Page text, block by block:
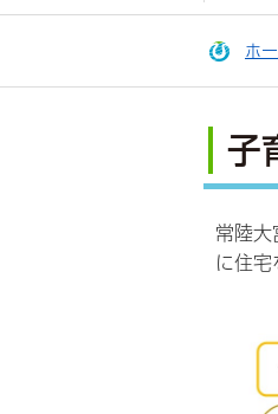
ホ
子
常陸大
に住宅